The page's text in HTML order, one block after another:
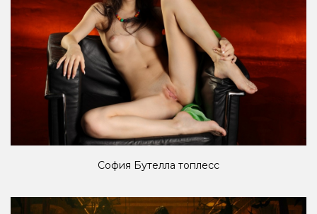
София Бутелла топлесс